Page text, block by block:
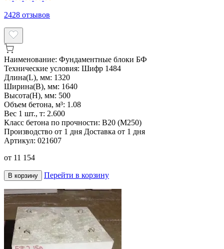
2428 отзывов
Наименование: Фундаментные блоки БФ
Технические условия: Шифр 1484
Длина(L), мм: 1320
Ширина(B), мм: 1640
Высота(H), мм: 500
Объем бетона, м³: 1.08
Вес 1 шт., т: 2.600
Класс бетона по прочности: B20 (M250)
Производство от 1 дня Доставка от 1 дня
Артикул: 021607
от 11 154
В корзину Перейти в корзину